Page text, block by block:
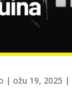
| ožu 19, 2025 |